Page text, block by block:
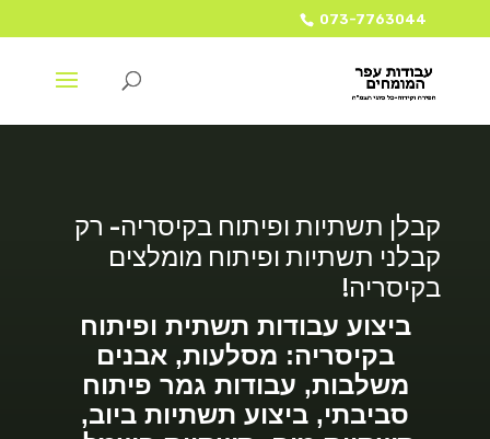
073-7763044
קבלן תשתיות ופיתוח בקיסריה- רק
קבלני תשתיות ופיתוח מומלצים
בקיסריה!
ביצוע עבודות תשתית ופיתוח
בקיסריה: מסלעות, אבנים
משלבות, עבודות גמר פיתוח
סביבתי, ביצוע תשתיות ביוב,